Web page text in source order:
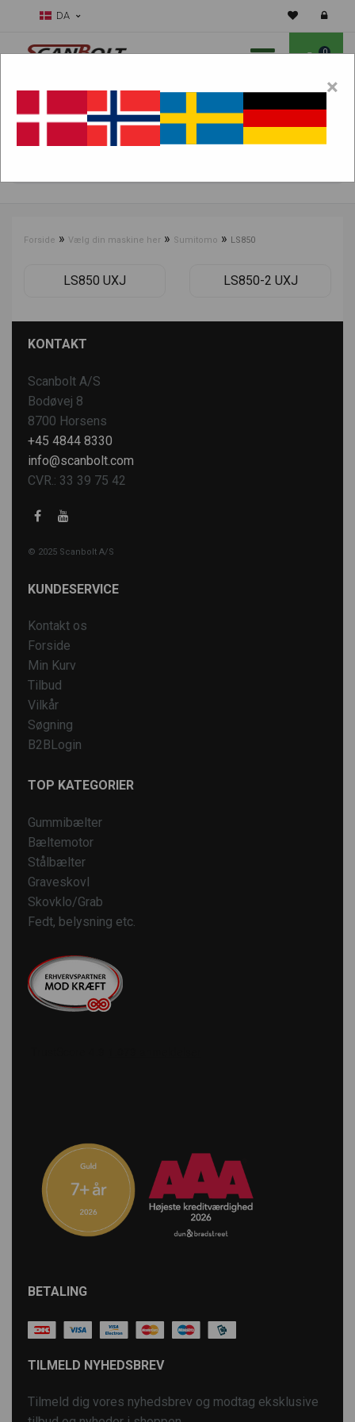
DA
0
Forside » Vælg din maskine her » Sumitomo » LS850
LS850 UXJ LS850-2 UXJ
KONTAKT
Scanbolt A/S
Bodøvej 8
8700 Horsens
+45 4844 8330
info@scanbolt.com
CVR.: 33 39 75 42
© 2025 Scanbolt A/S
KUNDESERVICE
Kontakt os
Forside
Min Kurv
Tilbud
Vilkår
Søgning
B2BLogin
TOP KATEGORIER
Gummibælter
Bæltemotor
Stålbælter
Graveskovl
Skovklo/Grab
Fedt, belysning etc.
BETALING
TILMELD NYHEDSBREV
Tilmeld dig vores nyhedsbrev og modtag eksklusive
×